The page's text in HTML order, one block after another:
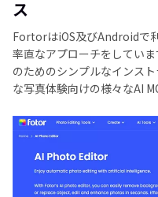
ス
FortorはiOS及びAndroidで
率直なアプローチをしてい
のためのシンプルなインス
な写真体験向けの様々なAI